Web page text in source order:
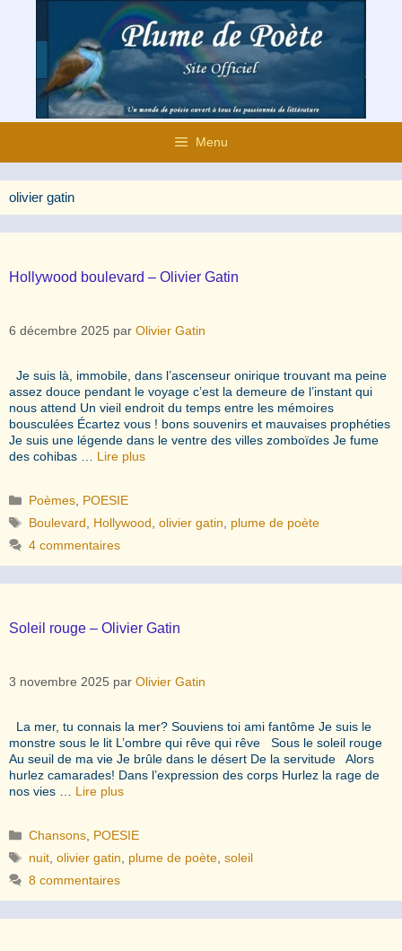
contenu
Menu
olivier gatin
Hollywood boulevard – Olivier Gatin
6 décembre 2025 par Olivier Gatin
Je suis là, immobile, dans l’ascenseur onirique trouvant ma peine
assez douce pendant le voyage c’est la demeure de l’instant qui
nous attend Un vieil endroit du temps entre les mémoires
bousculées Écartez vous ! bons souvenirs et mauvaises prophéties
Je suis une légende dans le ventre des villes zomboïdes Je fume
des cohibas … Lire plus
Catégories
Poèmes POESIE
Étiquettes
Boulevard Hollywood ,olivier gatin
plume de poète
4 commentaires
Soleil rouge – Olivier Gatin
3 novembre 2025 par Olivier Gatin
La mer, tu connais la mer? Souviens toi ami fantôme Je suis le
monstre sous le lit L’ombre qui rêve qui rêve Sous le soleil rouge
Au seuil de ma vie Je brûle dans le désert De la servitude Alors
hurlez camarades! Dans l’expression des corps Hurlez la rage de
nos vies … Lire plus
Catégories
Chansons POESIE
Étiquettes
nuit ,olivier gatin plume de poète ,soleil
8 commentaires